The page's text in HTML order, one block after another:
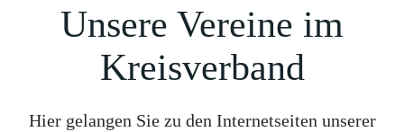
Unsere Vereine im
Kreisverband
Hier gelangen Sie zu den Internetseiten unserer